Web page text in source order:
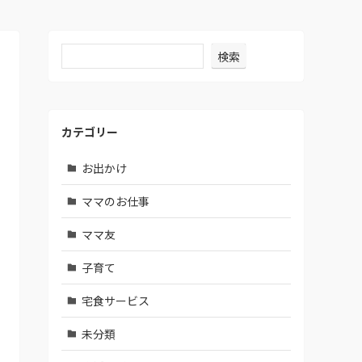
検索
カテゴリー
お出かけ
ママのお仕事
ママ友
子育て
宅食サービス
未分類